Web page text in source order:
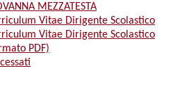
MEZZATESTA
Vitae Dirigente Scolastico
Vitae Dirigente Scolastico
PDF)